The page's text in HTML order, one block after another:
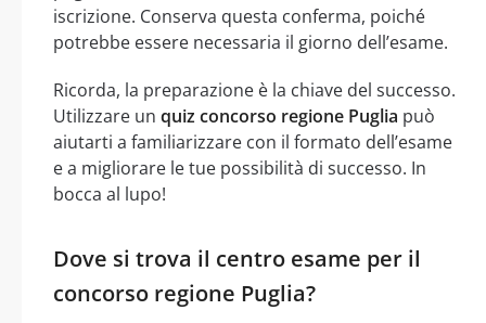
iscrizione. Conserva questa conferma, poiché
potrebbe essere necessaria il giorno dell’esame.
Ricorda, la preparazione è la chiave del successo.
Utilizzare un quiz concorso regione Puglia può
aiutarti a familiarizzare con il formato dell’esame
e a migliorare le tue possibilità di successo. In
bocca al lupo!
Dove si trova il centro esame per il
concorso regione Puglia?